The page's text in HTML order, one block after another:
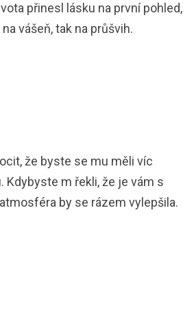
přinesl lásku na první pohled,
vášeň, tak na průšvih.
že byste se mu měli víc
Kdybyste m řekli, že je vám s
by se rázem vylepšila.